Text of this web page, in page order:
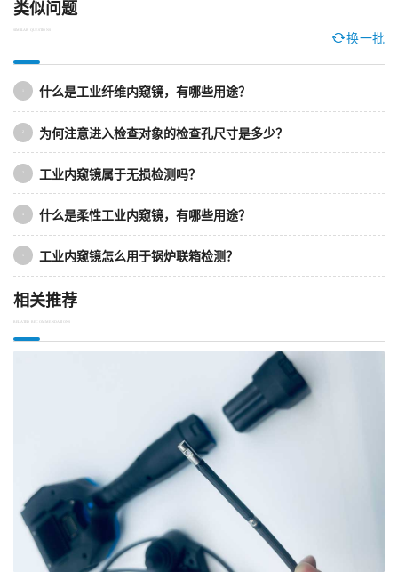
类似问题
SIMILAR QUESTIONS
换一批
什么是工业纤维内窥镜，有哪些用途？
为何注意进入检查对象的检查孔尺寸是多少？
工业内窥镜属于无损检测吗？
什么是柔性工业内窥镜，有哪些用途？
工业内窥镜怎么用于锅炉联箱检测？
相关推荐
RELATED RECOMMENDATIONS